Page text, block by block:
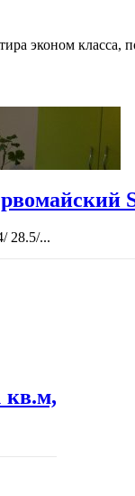
эконом класса,
28.5/...
кв.м,